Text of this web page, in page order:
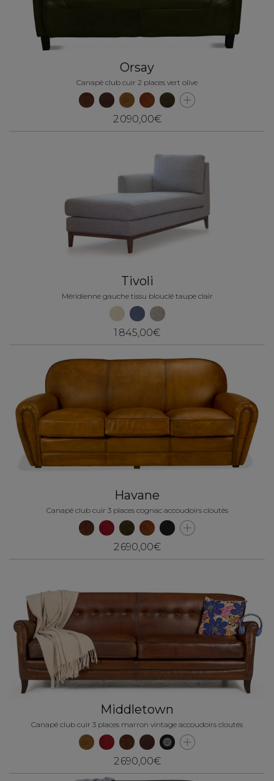
Orsay
Canapé club cuir 2 places vert olive
2 090,00€
Tivoli
Méridienne gauche tissu blouclé taupe clair
1 845,00€
Havane
Canapé club cuir 3 places cognac accoudoirs cloutés
2 690,00€
Middletown
Canapé club cuir 3 places marron vintage accoudoirs cloutés
2 690,00€